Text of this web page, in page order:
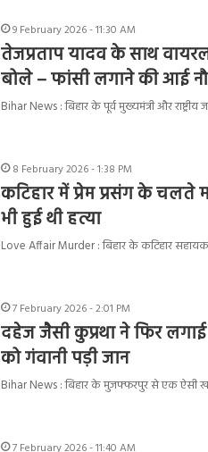
9 February 2026 - 11:30 AM
तेजप्रताप यादव के साथ
बोले – फांसी लगाने की आई
Bihar News : बिहार के पूर्व मुख्यमंत्री और
8 February 2026 - 1:38 PM
कटिहार में प्रेम प्रसंग के चलते
भी हुई थी हत्या
Love Affair Murder : बिहार के कटिहार
7 February 2026 - 2:01 PM
दहेज जैसी कुप्रथा ने फिर
को गंवानी पड़ी जान
Bihar News : बिहार के मुजफ्फरपुर से एक ऐसी
7 February 2026 - 11:40 AM